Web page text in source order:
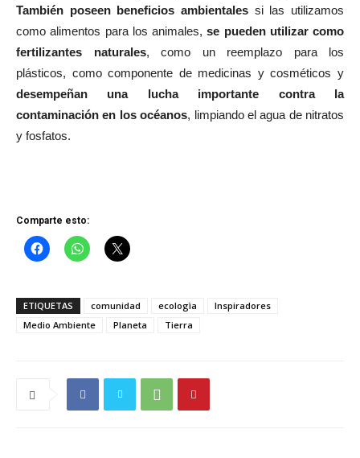
También poseen beneficios ambientales si las utilizamos
como alimentos para los animales,se pueden utilizar como
fertilizantes naturales, como un reemplazo para los
plásticos, como componente de medicinas y cosméticos y
desempeñan una lucha importante contra la
contaminación en los océanos, limpiando el agua de nitratos
y fosfatos.
Comparte esto:
ETIQUETAS comunidad ecologìa
Inspiradores
Medio Ambiente
Planeta Tierra